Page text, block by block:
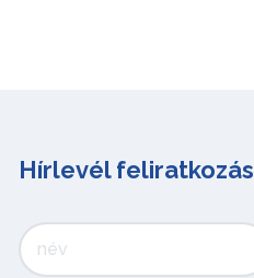
Hírlevél feliratkozás